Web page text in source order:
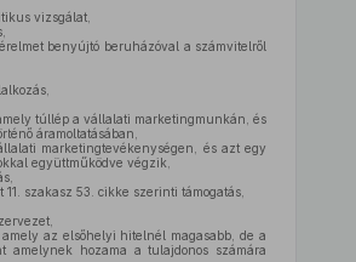
vizsgálat,
benyújtó beruházóval a számvitelről
túllép a vállalati marketingmunkán, és
áramoltatásában,
marketingtevékenységen, és azt egy
együttműködve végzik,
szakasz 53. cikke szerinti támogatás,
az elsőhelyi hitelnél magasabb, de a
amelynek hozama a tulajdonos számára